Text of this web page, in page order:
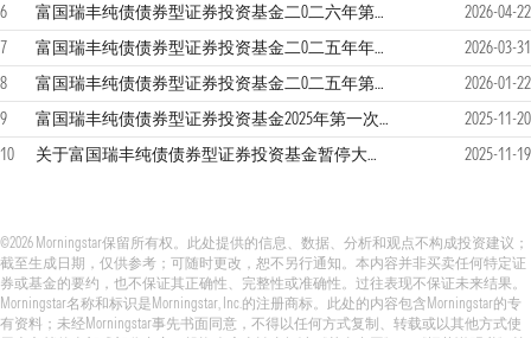
6
富国瑞丰纯债债券型证券投资基金二0二六年第1季度报告
2026-04-22
7
富国瑞丰纯债债券型证券投资基金二0二五年年度报告
2026-03-31
8
富国瑞丰纯债债券型证券投资基金二0二五年第4季度报告
2026-01-22
9
富国瑞丰纯债债券型证券投资基金2025年第一次收益分配公告
2025-11-20
10
关于富国瑞丰纯债债券型证券投资基金暂停大额申购、转换转入及定期定额投资业务的公告 2025-11-19
©2026 Morningstar保留所有权。此处提供的信息、数据、分析和观点不构成投资建议；
截至生成日期，仅供参考；可随时更改，恕不另行通知。本内容并非买卖任何特定证
券或基金的要约，也不保证其正确性、完整性或准确性。过往表现不保证未来结果。
Morningstar名称和标识是Morningstar, Inc.的注册商标。此处的内容包含Morningstar的专
有资料；未经Morningstar事先书面同意，不得以任何方式复制、转载或以其他方式使